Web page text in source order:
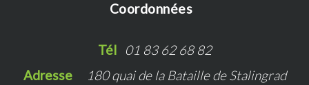
Coordonnées
Tél
01 83 62 68 82
Adresse
180 quai de la Bataille de Stalingrad